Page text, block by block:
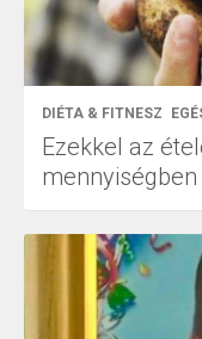
DIÉTA & FITNESZ
Ezekkel az